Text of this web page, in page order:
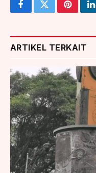
FacebookTwitter
ARTIKEL TERKAIT